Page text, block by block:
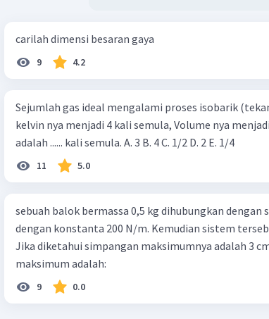
carilah dimensi besaran gaya
9 4.2
Sejumlah gas ideal mengalami proses isobarik
kelvin nya menjadi 4 kali semula, Volume nya
adalah ...... kali semula. A. 3 B. 4 C. 1/2 D. 2 E. 1/4
11 5.0
sebuah balok bermassa 0,5 kg dihubungkan dengan
dengan konstanta 200 N/m. Kemudian sistem
Jika diketahui simpangan maksimumnya adalah 3
maksimum adalah:
9 0.0